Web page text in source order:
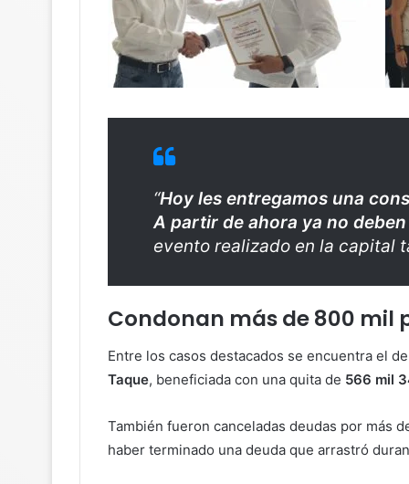
“Hoy les entregamos una
A partir de ahora ya no
evento realizado en la capital
Condonan más de 800 mil
Entre los casos destacados se encuentra el de
Taque, beneficiada con una quita de 566 mil
También fueron canceladas deudas por más
haber terminado una deuda que arrastró